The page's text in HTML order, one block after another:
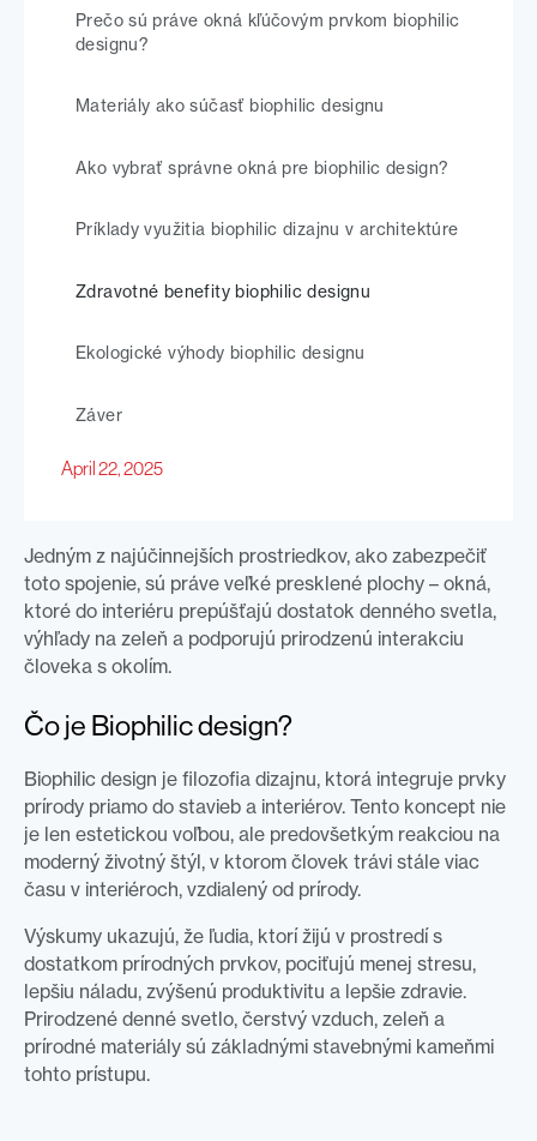
Prečo sú práve okná kľúčovým prvkom biophilic
designu?
Materiály ako súčasť biophilic designu
Ako vybrať správne okná pre biophilic design?
Príklady využitia biophilic dizajnu v architektúre
Zdravotné benefity biophilic designu
Ekologické výhody biophilic designu
Záver
April 22, 2025
Jedným z najúčinnejších prostriedkov, ako zabezpečiť
toto spojenie, sú práve veľké presklené plochy – okná,
ktoré do interiéru prepúšťajú dostatok denného svetla,
výhľady na zeleň a podporujú prirodzenú interakciu
človeka s okolím.
Čo je Biophilic design?
Biophilic design je filozofia dizajnu, ktorá integruje prvky
prírody priamo do stavieb a interiérov. Tento koncept nie
je len estetickou voľbou, ale predovšetkým reakciou na
moderný životný štýl, v ktorom človek trávi stále viac
času v interiéroch, vzdialený od prírody.
Výskumy ukazujú, že ľudia, ktorí žijú v prostredí s
dostatkom prírodných prvkov, pociťujú menej stresu,
lepšiu náladu, zvýšenú produktivitu a lepšie zdravie.
Prirodzené denné svetlo, čerstvý vzduch, zeleň a
prírodné materiály sú základnými stavebnými kameňmi
tohto prístupu.